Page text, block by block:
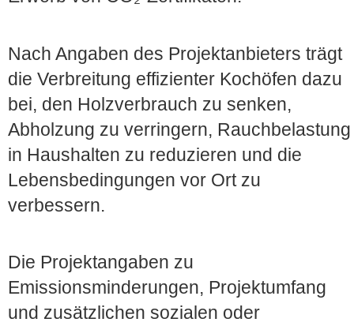
Nach Angaben des Projektanbieters trägt
die Verbreitung effizienter Kochöfen dazu
bei, den Holzverbrauch zu senken,
Abholzung zu verringern, Rauchbelastung
in Haushalten zu reduzieren und die
Lebensbedingungen vor Ort zu
verbessern.
Die Projektangaben zu
Emissionsminderungen, Projektumfang
und zusätzlichen sozialen oder